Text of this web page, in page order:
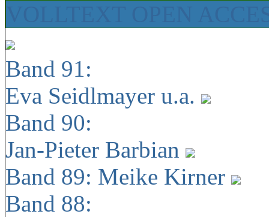
Band 91:
Eva Seidlmayer u.a.
Band 90:
Jan-Pieter Barbian
Band 89: Meike Kirner
Band 88: